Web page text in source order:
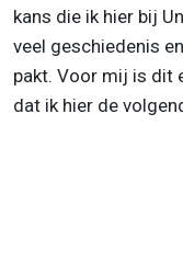
kans die ik hier bij
veel geschiedenis
pakt. Voor mij is dit
dat ik hier de